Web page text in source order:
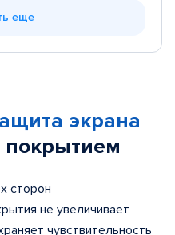
еще
экрана
сторон
не увеличивает
чувствительность